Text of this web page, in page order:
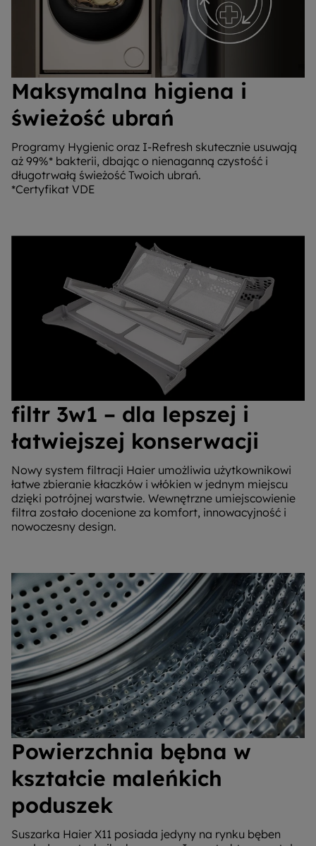
Maksymalna higiena i
świeżość ubrań
Programy Hygienic oraz I-Refresh skutecznie usuwają
aż 99%* bakterii, dbając o nienaganną czystość i
długotrwałą świeżość Twoich ubrań.
*Certyfikat VDE
filtr 3w1 – dla lepszej i
łatwiejszej konserwacji
Nowy system filtracji Haier umożliwia użytkownikowi
łatwe zbieranie kłaczków i włókien w jednym miejscu
dzięki potrójnej warstwie. Wewnętrzne umiejscowienie
filtra zostało docenione za komfort, innowacyjność i
nowoczesny design.
Powierzchnia bębna w
kształcie maleńkich
poduszek
Suszarka Haier X11 posiada jedyny na rynku bęben